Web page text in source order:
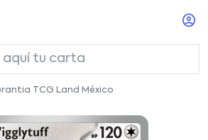
TCG Land México